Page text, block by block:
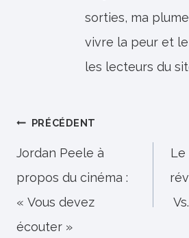
sorties, ma
vivre la peur et
les lecteurs du
Navigation
de
l’article
PRÉCÉDENT
Jordan Peele à
propos du cinéma :
« Vous devez
écouter »
Le